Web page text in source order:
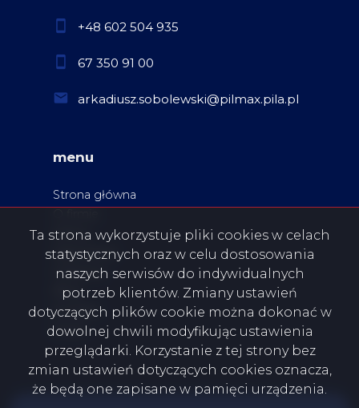
+48 602 504 935
67 350 91 00
arkadiusz.sobolewski@pilmax.pila.pl
menu
Strona główna
Oferty
Zgłoszenia
Ulubione
Blog
Kontakt
Rodo
Ta strona wykorzystuje pliki cookies w celach
statystycznych oraz w celu dostosowania
naszych serwisów do indywidualnych
potrzeb klientów. Zmiany ustawień
dotyczących plików cookie można dokonać w
dowolnej chwili modyfikując ustawienia
przeglądarki. Korzystanie z tej strony bez
zmian ustawień dotyczących cookies oznacza,
że będą one zapisane w pamięci urządzenia.